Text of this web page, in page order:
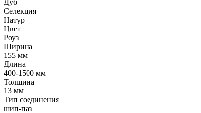
Дуб
Селекция
Натур
Цвет
Роуз
Ширина
155 мм
Длина
400-1500 мм
Толщина
13 мм
Тип соединения
шип-паз